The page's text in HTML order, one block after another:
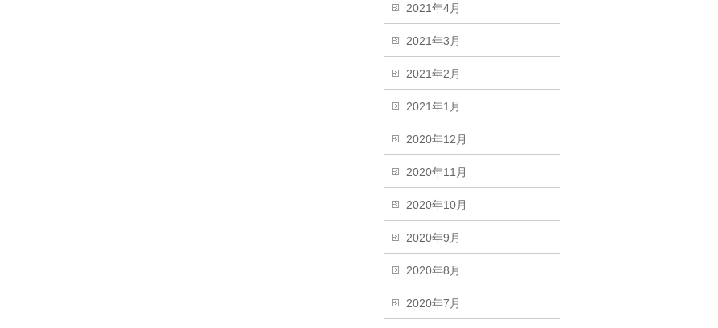
2021年4月
2021年3月
2021年2月
2021年1月
2020年12月
2020年11月
2020年10月
2020年9月
2020年8月
2020年7月